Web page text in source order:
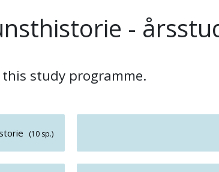
-
study programme.
(10 sp.)